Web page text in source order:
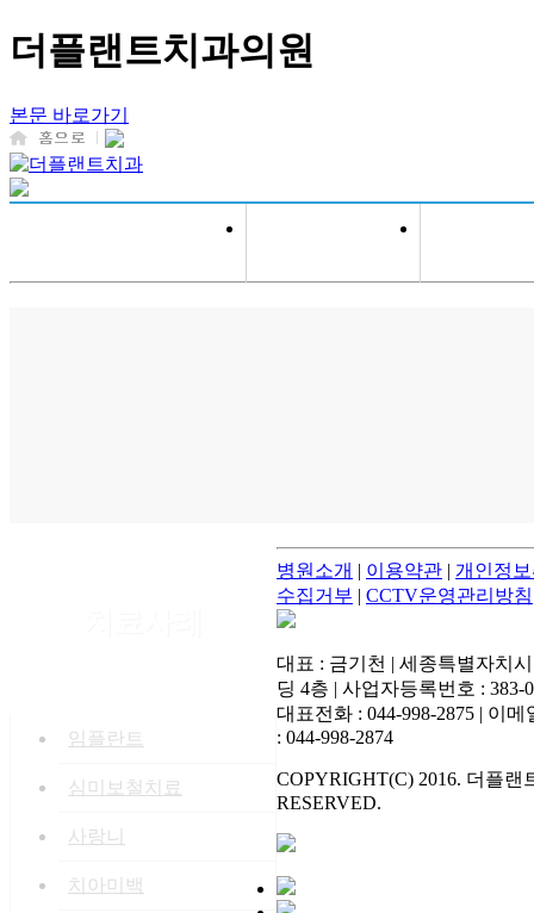
더플랜트치과의원
본문 바로가기
임플란트
심미보철치료
사랑니
치아미백
병원소개 | 이용약관 | 개인정
수집거부 | CCTV운영관리방침
대표 : 금기천 | 세종특별자치
딩 4층 | 사업자등록번호 : 383-
대표전화 : 044-998-2875 | 이메
: 044-998-2874
COPYRIGHT(C) 2016. 더플
RESERVED.